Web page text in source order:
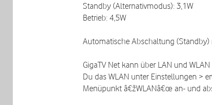
Standby (Alternativmodus): 3,1W
Betrieb: 4,5W
Automatische Abschaltung
GigaTV Net kann über LAN und
Du das WLAN unter Einstellungen >
Menüpunkt â€žWLANâ€œ an- und